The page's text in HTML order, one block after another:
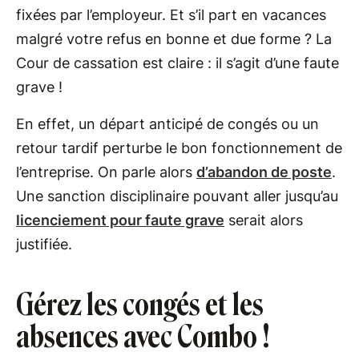
fixées par l’employeur. Et s’il part en vacances
malgré votre refus en bonne et due forme ? La
Cour de cassation est claire : il s’agit d’une faute
grave !
En effet, un départ anticipé de congés ou un
retour tardif perturbe le bon fonctionnement de
l’entreprise. On parle alors d’abandon de poste.
Une sanction disciplinaire pouvant aller jusqu’au
licenciement pour faute grave serait alors
justifiée.
Gérez les congés et les
absences avec Combo !